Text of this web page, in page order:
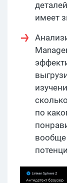
имеет
по
вообще